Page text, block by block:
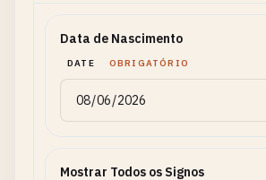
Data de Nascimento
DATE OBRIGATÓRIO
Mostrar Todos os Signos